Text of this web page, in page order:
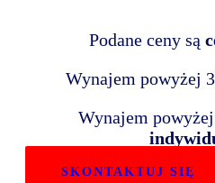
Podane ceny są
Wynajem powyżej
Wynajem
SKONTAKTUJ SIĘ